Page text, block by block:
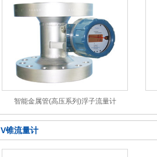
智能金属管(高压系列)浮子流量计
V锥流量计